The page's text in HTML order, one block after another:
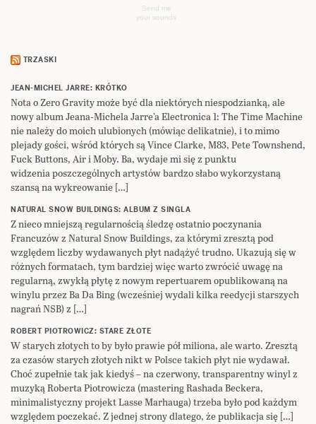
Send me
your sounds
TRZASKI
JEAN-MICHEL JARRE: KRÓTKO
Nota o Zero Gravity może być dla niektórych niespodzianką, ale
nowy album Jeana-Michela Jarre’a Electronica 1: The Time Machine
nie należy do moich ulubionych (mówiąc delikatnie), i to mimo
plejady gości, wśród których są Vince Clarke, M83, Pete Townshend,
Fuck Buttons, Air i Moby. Ba, wydaje mi się z punktu
widzenia poszczególnych artystów bardzo słabo wykorzystaną
szansą na wykreowanie […]
NATURAL SNOW BUILDINGS: ALBUM Z SINGLA
Z nieco mniejszą regularnością śledzę ostatnio poczynania
Francuzów z Natural Snow Buildings, za którymi zresztą pod
względem liczby wydawanych płyt nadążyć trudno. Ukazują się w
różnych formatach, tym bardziej więc warto zwrócić uwagę na
regularną, zwykłą płytę z nowym repertuarem opublikowaną na
winylu przez Ba Da Bing (wcześniej wydali kilka reedycji starszych
nagrań NSB) z […]
ROBERT PIOTROWICZ: STARE ZŁOTE
W starych złotych to by było prawie pół miliona, ale warto. Zresztą
za czasów starych złotych nikt w Polsce takich płyt nie wydawał.
Choć zupełnie tak jak kiedyś – na czerwony, transparentny winyl z
muzyką Roberta Piotrowicza (mastering Rashada Beckera,
minimalistyczny projekt Lasse Marhauga) trzeba było pod każdym
względem poczekać. Z jednej strony dlatego, że publikacja się […]